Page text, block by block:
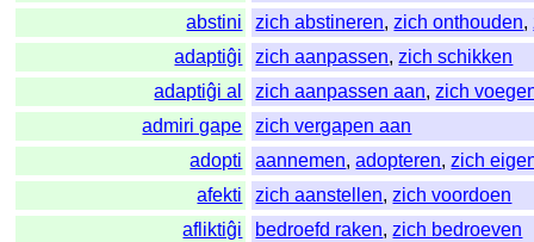
abstini
zich abstineren,zich onthouden,
adaptiĝi
zich aanpassen,zich schikken
adaptiĝi al
zich aanpassen aan,zich
admiri gape
zich vergapen aan
adopti
aannemen,adopteren,zich
afekti
zich aanstellen,zich voordoen
afliktiĝi
bedroefd raken,zich bedroeven